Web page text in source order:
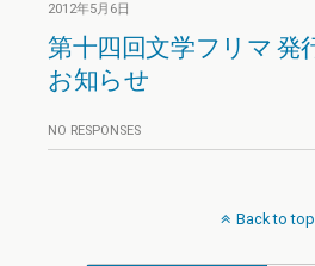
2012年5月6日
第十四回文学フリマ 発
お知らせ
NO RESPONSES
Back to top